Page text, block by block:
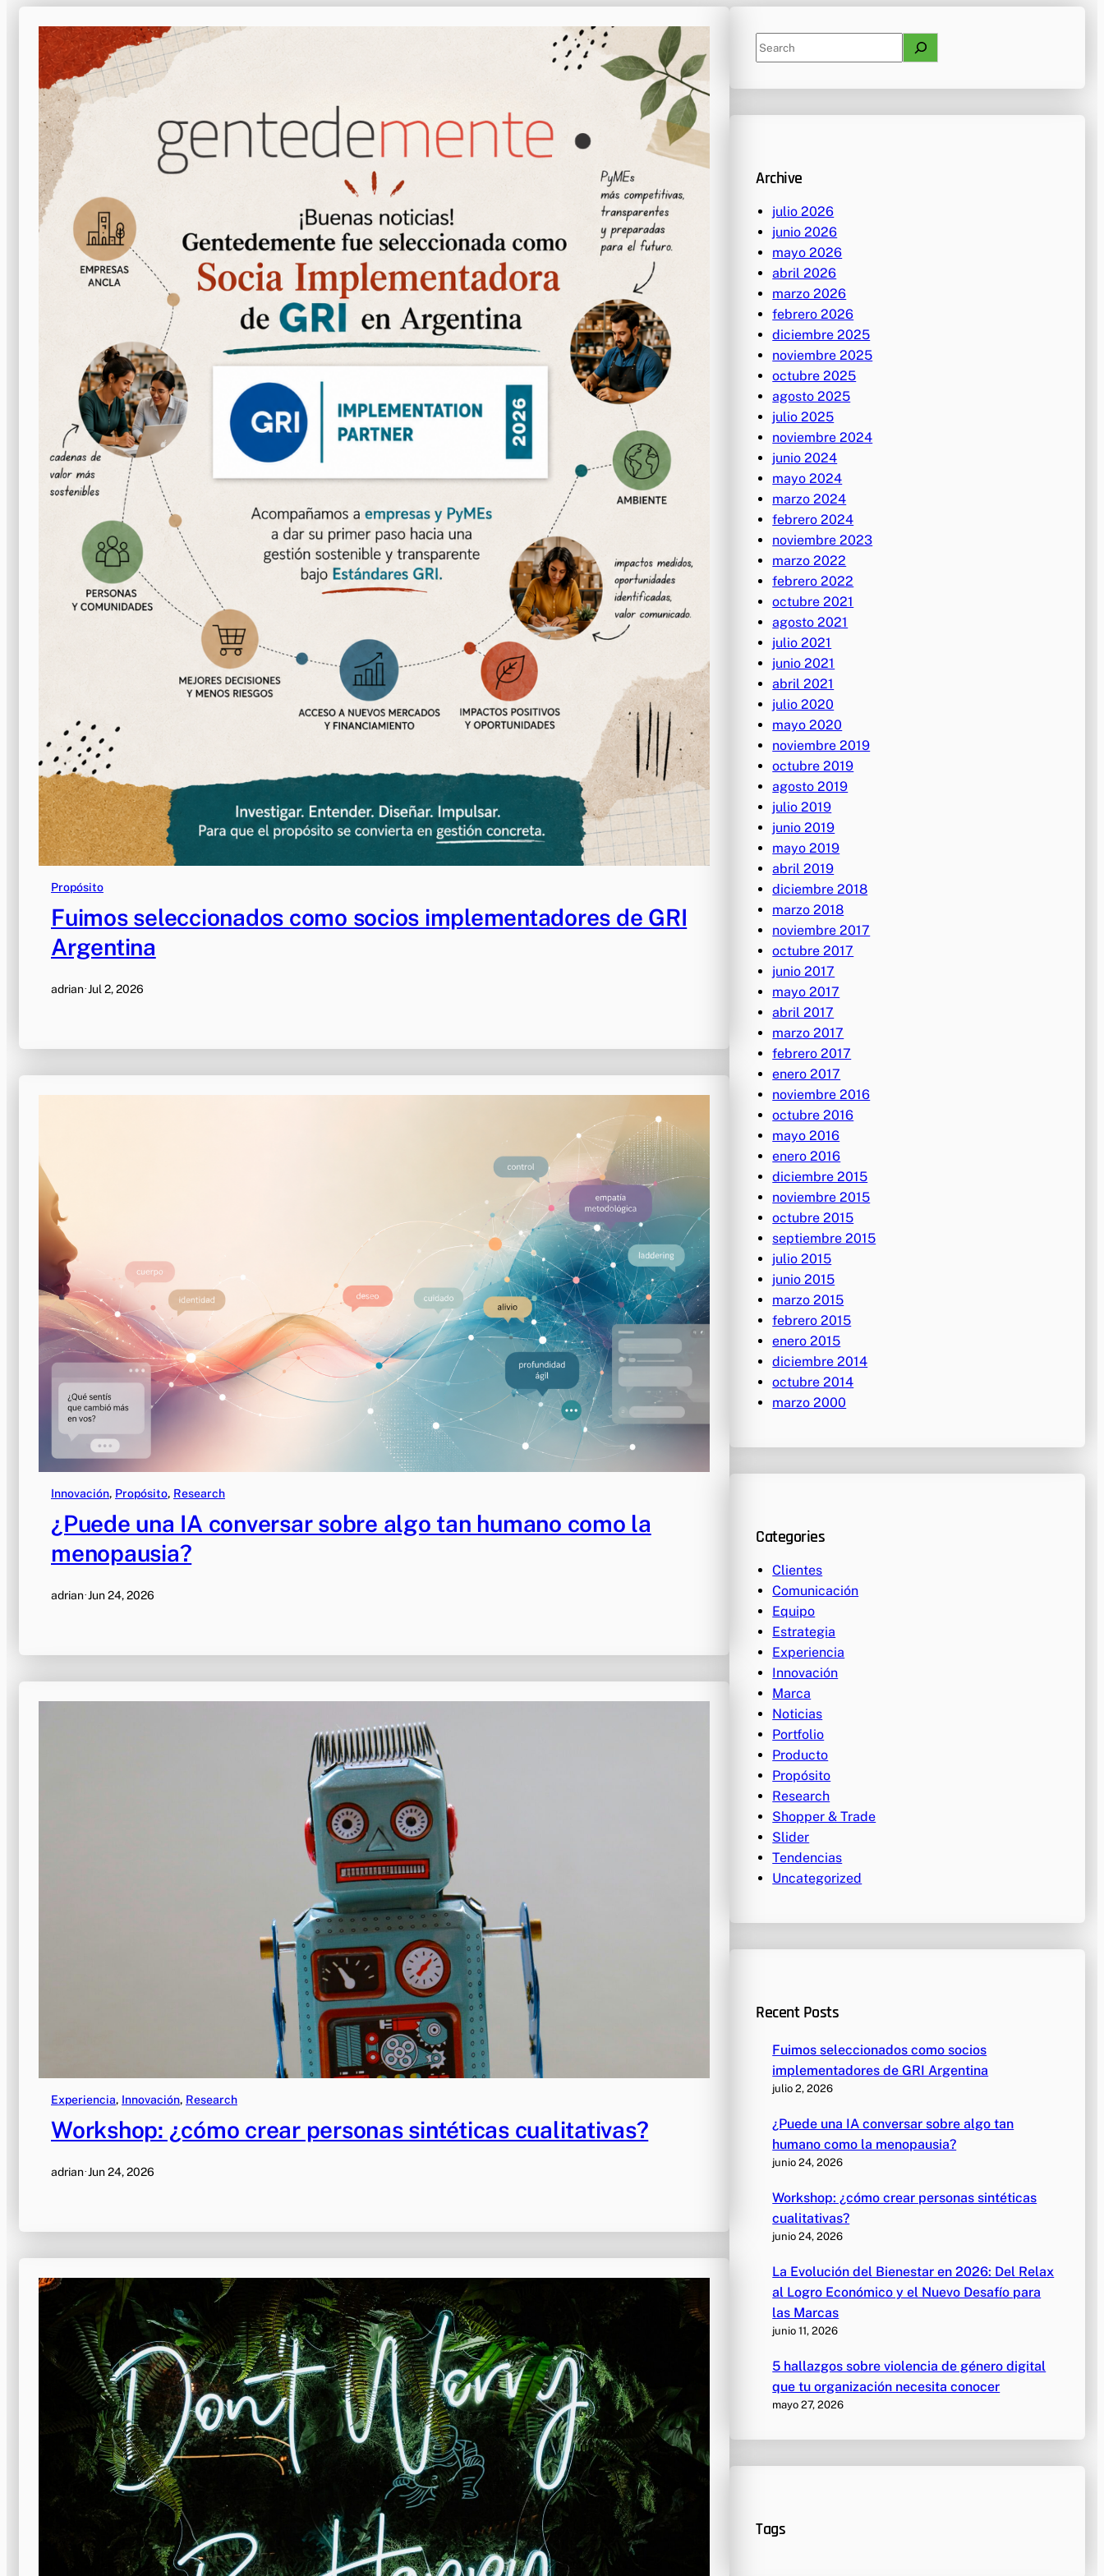
Propósito
Fuimos seleccionados como socios implementadores de GRI
Argentina
adrian·Jul 2, 2026
Innovación, Propósito, Research
¿Puede una IA conversar sobre algo tan humano como la
menopausia?
adrian·Jun 24, 2026
Experiencia, Innovación, Research
Workshop: ¿cómo crear personas sintéticas cualitativas?
adrian·Jun 24, 2026
S
e
Archive
julio 2026
junio 2026
mayo 2026
abril 2026
marzo 2026
febrero 2026
diciembre 2025
noviembre 2025
octubre 2025
agosto 2025
julio 2025
noviembre 2024
junio 2024
mayo 2024
marzo 2024
febrero 2024
noviembre 2023
marzo 2022
febrero 2022
octubre 2021
agosto 2021
julio 2021
junio 2021
abril 2021
julio 2020
mayo 2020
noviembre 2019
octubre 2019
agosto 2019
julio 2019
junio 2019
mayo 2019
abril 2019
diciembre 2018
marzo 2018
noviembre 2017
octubre 2017
junio 2017
mayo 2017
abril 2017
marzo 2017
febrero 2017
enero 2017
noviembre 2016
octubre 2016
mayo 2016
enero 2016
diciembre 2015
noviembre 2015
octubre 2015
septiembre 2015
julio 2015
junio 2015
marzo 2015
febrero 2015
enero 2015
diciembre 2014
octubre 2014
marzo 2000
Categories
Clientes
Comunicación
Equipo
Estrategia
Experiencia
Innovación
Marca
Noticias
Portfolio
Producto
Propósito
Research
Shopper & Trade
Slider
Tendencias
Uncategorized
Recent Posts
Fuimos seleccionados como socios
implementadores de GRI Argentina
julio 2, 2026
¿Puede una IA conversar sobre algo tan
humano como la menopausia?
junio 24, 2026
Workshop: ¿cómo crear personas sintéticas
cualitativas?
junio 24, 2026
La Evolución del Bienestar en 2026: Del Relax
al Logro Económico y el Nuevo Desafío para
las Marcas
junio 11, 2026
5 hallazgos sobre violencia de género digital
que tu organización necesita conocer
mayo 27, 2026
Tags